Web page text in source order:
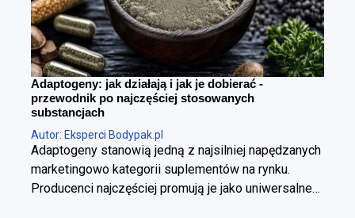
Adaptogeny: jak działają i jak je dobierać -
przewodnik po najczęściej stosowanych
substancjach
Autor: Eksperci Bodypak.pl
Adaptogeny stanowią jedną z najsilniej napędzanych
marketingowo kategorii suplementów na rynku.
Producenci najczęściej promują je jako uniwersalne